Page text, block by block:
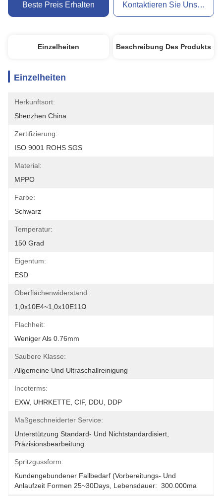
Beste Preis Erhalten Kontaktieren Sie Uns Jetzt
Einzelheiten Beschreibung Des Produkts
Einzelheiten
Herkunftsort:
Shenzhen China
Zertifizierung:
ISO 9001 ROHS SGS
Material:
MPPO
Farbe:
Schwarz
Temperatur:
150 Grad
Eigentum:
ESD
Oberflächenwiderstand:
1,0x10E4~1,0x10E11Ω
Flachheit:
Weniger Als 0.76mm
Saubere Klasse:
Allgemeine Und Ultraschallreinigung
Incoterms:
EXW, UHRKETTE, CIF, DDU, DDP
Maßgeschneiderter Service:
Unterstützung Standard- Und Nichtstandardisiert,
Präzisionsbearbeitung
Spritzgussform:
Kundengebundener Fallbedarf (Vorbereitungs- Und
Anlaufzeit Formen 25~30Days, Lebensdauer:  300.000ma